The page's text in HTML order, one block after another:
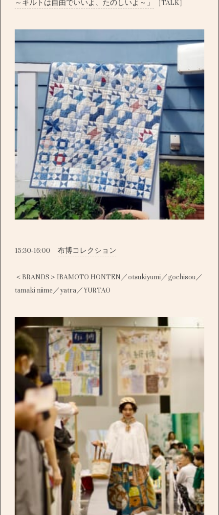
～キルトは自由でいいよ、たのしいよ～」 ［TALK］
15:30-16:00 布博コレクション
＜BRANDS＞IBAMOTO HONTEN／otsukiyumi／gochisou／
tamaki niime／yatra／YURTAO